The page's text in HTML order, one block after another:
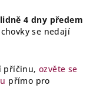
4 dny předem
se nedají
příčinu, ozvěte se
přímo pro